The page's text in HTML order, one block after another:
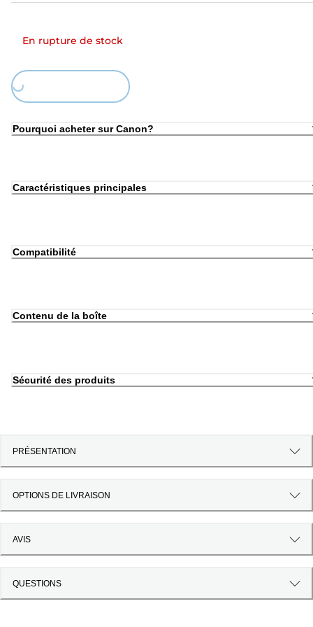
En rupture de stock
Loading...
Pourquoi acheter sur Canon?
Caractéristiques principales
Compatibilité
Contenu de la boîte
Sécurité des produits
PRÉSENTATION
OPTIONS DE LIVRAISON
AVIS
QUESTIONS